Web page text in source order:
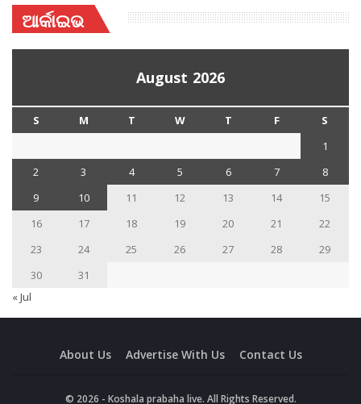
ଆର୍କାଇଭ
August 2026
S M T W T F
S
1
2
3 4 5 6 7
8
9
10 11 12 13 14
15
16
17 18 19 20 21
22
23
24 25 26 27 28
29
30
31
« Jul
About Us Advertise With Us Contact Us
© 2026 - Koshala prabaha live. All Rights Reserved.